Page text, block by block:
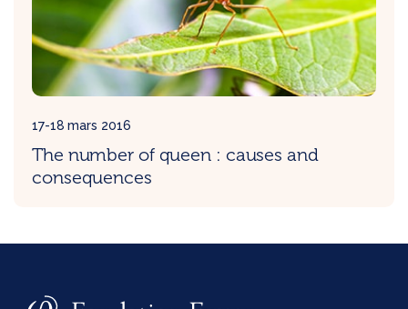
17-18 mars 2016
The number of queen : causes and
consequences